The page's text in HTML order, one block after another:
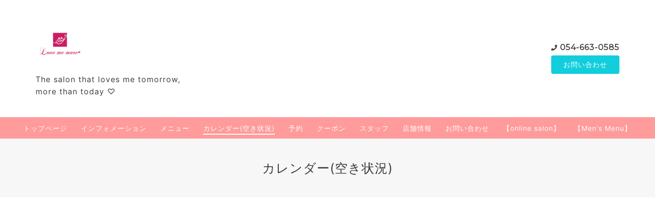
The salon that loves me tomorrow,
more than today ♡
054-663-0585
お問い合わせ
トップページ インフォメーション メニュー カレンダー(空き状況) 予約 クーポン スタッフ 店舗情報 お問い合わせ 【online salon】 【Men's Menu】
カレンダー(空き状況)